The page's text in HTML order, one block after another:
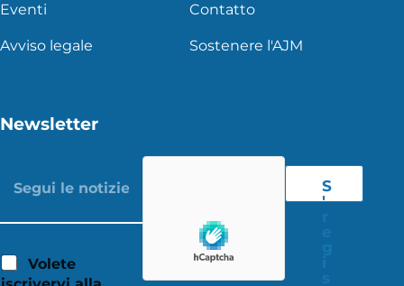
Eventi Contatto
Avviso legale Sostenere l'AJM
Newsletter
Volete
S
'